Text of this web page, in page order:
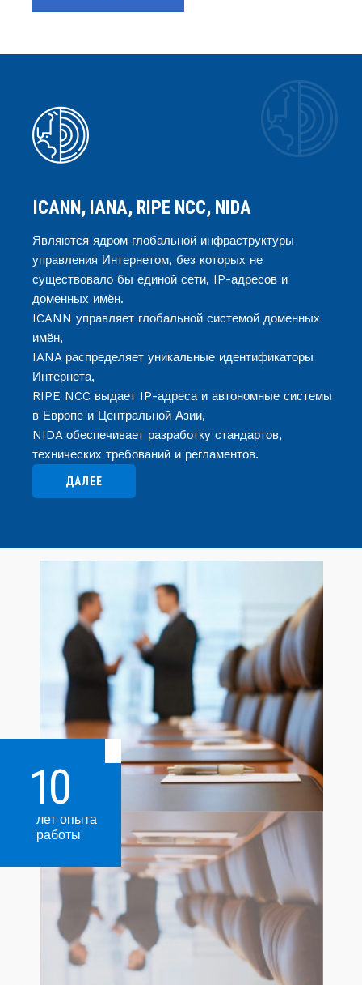
ICANN, IANA, RIPE NCC, NIDA
Являются ядром глобальной инфраструктуры
управления Интернетом, без которых не
существовало бы единой сети, IP-адресов и
доменных имён.
ICANN управляет глобальной системой доменных
имён,
IANA распределяет уникальные идентификаторы
Интернета,
RIPE NCC выдает IP-адреса и автономные системы
в Европе и Центральной Азии,
NIDA обеспечивает разработку стандартов,
технических требований и регламентов.
ДАЛЕЕ
10
лет опыта
работы